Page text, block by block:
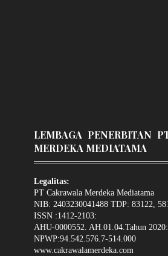
LEMBAGA PENERBITAN
MERDEKA MEDIATAMA
Legalitas:
PT Cakrawala Merdeka Mediatama
NIB: 2403230041488 TDP: 83122,
ISSN :1412-2103:
AHU-0000552. AH.01.04.Tahun 2020:
NPWP:94.542.576.7-514.000
www.cakrawalamerdeka.com